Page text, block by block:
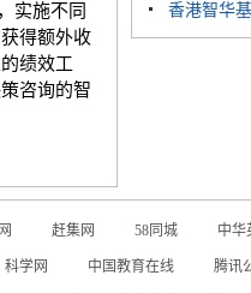
实施不同
得额外收
绩效工
咨询的智
香港智华
赶集网 58同城 中华
科学网 中国教育在线 腾讯